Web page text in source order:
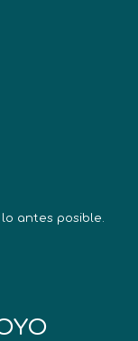
antes posible.